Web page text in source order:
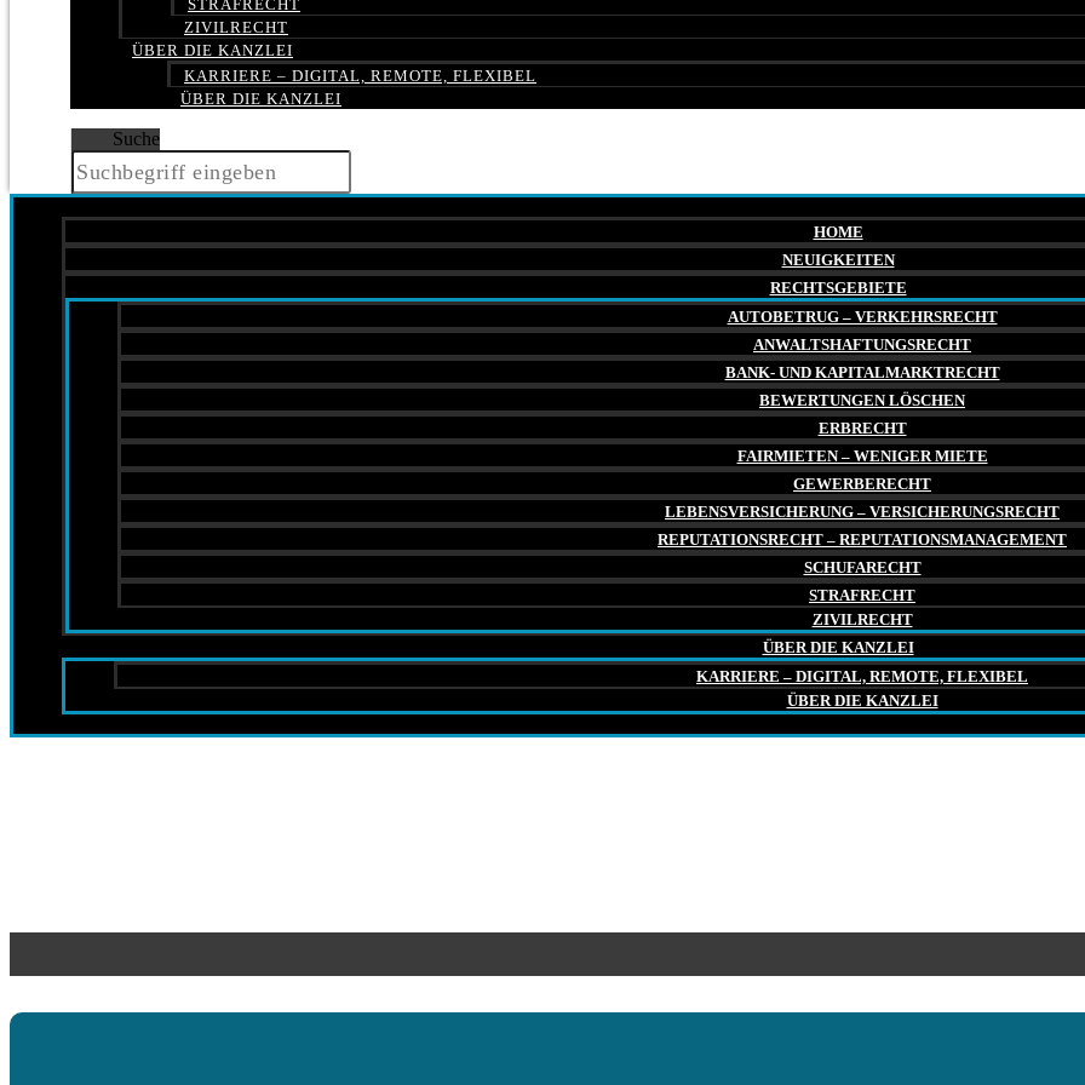
STRAFRECHT
ZIVILRECHT
ÜBER DIE KANZLEI
KARRIERE – DIGITAL, REMOTE, FLEXIBEL
ÜBER DIE KANZLEI
Suche
HOME
NEUIGKEITEN
RECHTSGEBIETE
AUTOBETRUG – VERKEHRSRECHT
ANWALTSHAFTUNGSRECHT
BANK- UND KAPITALMARKTRECHT
BEWERTUNGEN LÖSCHEN
ERBRECHT
FAIRMIETEN – WENIGER MIETE
GEWERBERECHT
LEBENSVERSICHERUNG – VERSICHERUNGSRECHT
REPUTATIONSRECHT – REPUTATIONSMANAGEMENT
SCHUFARECHT
STRAFRECHT
ZIVILRECHT
ÜBER DIE KANZLEI
KARRIERE – DIGITAL, REMOTE, FLEXIBEL
ÜBER DIE KANZLEI